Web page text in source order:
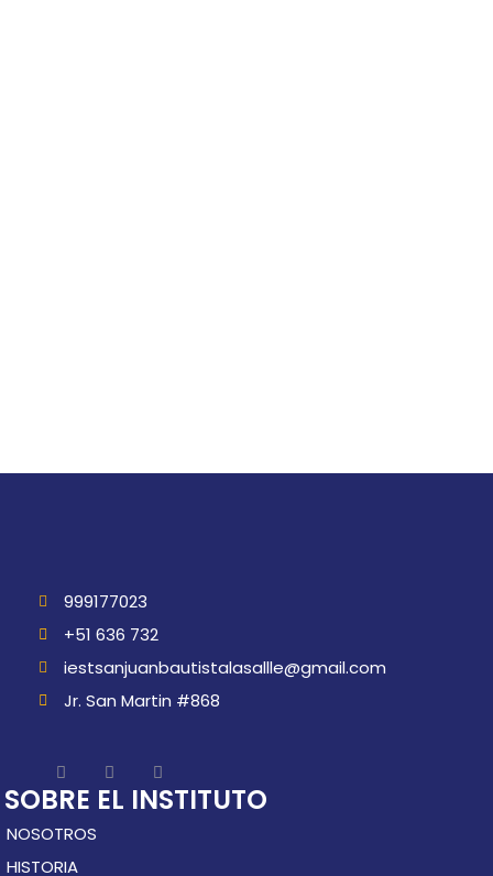
999177023
+51 636 732
iestsanjuanbautistalasallle@gmail.com
Jr. San Martin #868
SOBRE EL INSTITUTO
NOSOTROS
HISTORIA